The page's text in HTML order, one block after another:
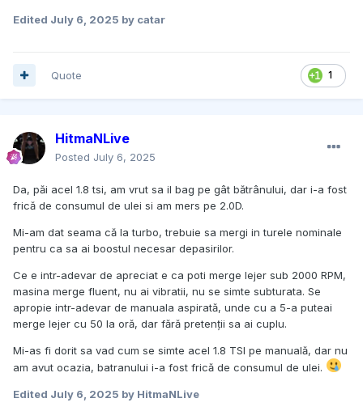
Edited July 6, 2025 by catar
1
Quote
HitmaNLive
Posted July 6, 2025
Da, păi acel 1.8 tsi, am vrut sa il bag pe gât bătrânului, dar i-a fost
frică de consumul de ulei si am mers pe 2.0D.
Mi-am dat seama că la turbo, trebuie sa mergi in turele nominale
pentru ca sa ai boostul necesar depasirilor.
Ce e intr-adevar de apreciat e ca poti merge lejer sub 2000 RPM,
masina merge fluent, nu ai vibratii, nu se simte subturata. Se
apropie intr-adevar de manuala aspirată, unde cu a 5-a puteai
merge lejer cu 50 la oră, dar fără pretenții sa ai cuplu.
Mi-as fi dorit sa vad cum se simte acel 1.8 TSI pe manuală, dar nu
am avut ocazia, batranului i-a fost frică de consumul de ulei.
Edited July 6, 2025 by HitmaNLive